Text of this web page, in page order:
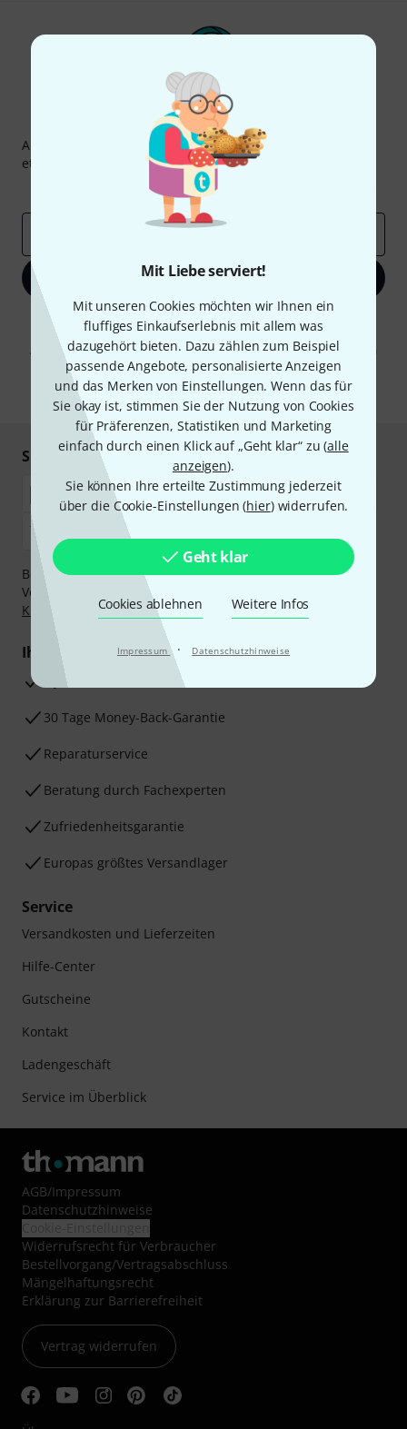
Mit Liebe serviert!
Mit unseren Cookies möchten wir Ihnen ein
fluffiges Einkaufserlebnis mit allem was
dazugehört bieten. Dazu zählen zum Beispiel
passende Angebote, personalisierte Anzeigen
und das Merken von Einstellungen. Wenn das für
Sie okay ist, stimmen Sie der Nutzung von Cookies
für Präferenzen, Statistiken und Marketing
einfach durch einen Klick auf „Geht klar“ zu (alle
anzeigen).
Sie können Ihre erteilte Zustimmung jederzeit
über die Cookie-Einstellungen (hier) widerrufen.
Geht klar
Cookies ablehnen Weitere Infos
Impressum · Datenschutzhinweise
Thomann Newsletter
Abonniere den Thomann Newsletter und gewinne mit
etwas Glück einen von50 Gutscheinenüber jeweils
Inspirierende Beiträge
Deals
Jetzt anmelden
Mit Klick auf „Jetzt anmelden“ stimmen Sie dem Erhalt von E-Mail-
Werbung und einer Messung des E-Mail-Nutzungsverhaltens zu. Die
Abmeldung ist jederzeit möglich. Weitere Informationen finden Sie in
unserenDatenschutzhinweisen.
* Pflichtfeld
Sicher einkaufen & bezahlen
Bezahlen Sie vertraulich und sicher per Nachnahme,
Vorkasse, PayPal, Amazon Pay,
Klarna Ratenzahlungoder Kreditkarte.
Ihre Vorteile
3 Jahre Thomann Garantie
30 Tage Money-Back-Garantie
Reparaturservice
Beratung durch Fachexperten
Zufriedenheitsgarantie
Europas größtes Versandlager
Service
Versandkosten und Lieferzeiten
Hilfe-Center
Gutscheine
Kontakt
Ladengeschäft
Service im Überblick
AGB/Impressum
Datenschutzhinweise
Widerrufsrecht für Verbraucher
Bestellvorgang/Vertragsabschluss
Mängelhaftungsrecht
Erklärung zur Barrierefreiheit
Vertrag widerrufen